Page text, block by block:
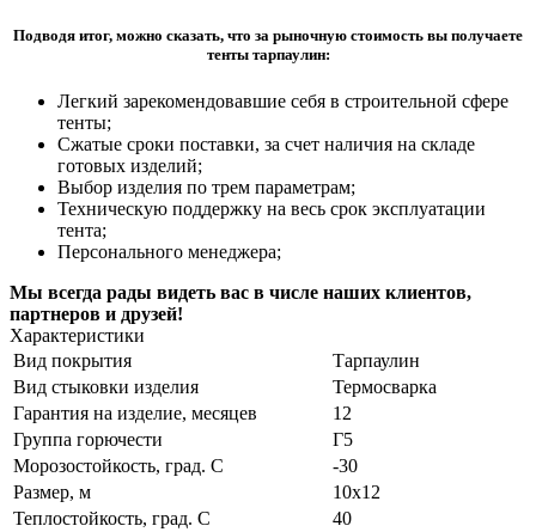
Подводя итог, можно сказать, что за рыночную стоимость вы получаете
тенты тарпаулин:
Легкий зарекомендовавшие себя в строительной сфере
тенты;
Сжатые сроки поставки, за счет наличия на складе
готовых изделий;
Выбор изделия по трем параметрам;
Техническую поддержку на весь срок эксплуатации
тента;
Персонального менеджера;
Мы всегда рады видеть вас в числе наших клиентов,
партнеров и друзей!
Характеристики
Вид покрытия
Тарпаулин
Вид стыковки изделия
Термосварка
Гарантия на изделие, месяцев
12
Группа горючести
Г5
Морозостойкость, град. С
-30
Размер, м
10х12
Теплостойкость, град. С
40